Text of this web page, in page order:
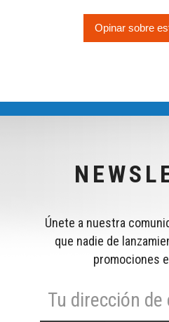
Opinar sobre
Únete a nuestra
que nadie de
promociones